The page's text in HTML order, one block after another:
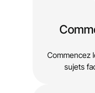
Commencez
sujets